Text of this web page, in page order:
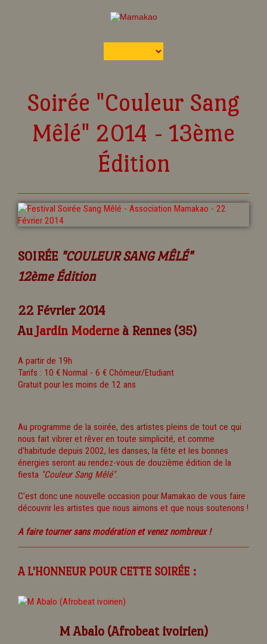
Soirée "Couleur Sang
Mêlé" 2014 - 13ème
Édition
SOIRÉE "COULEUR SANG MÊLÉ"
12ème Édition
22 Février 2014
Au Jardin Moderne à Rennes (35)
A partir de 19h
Tarifs : 10 € Normal - 6 € Chômeur/Etudiant
Gratuit pour les moins de 12 ans
Au programme de la soirée, des artistes pleins de tout ce qui
nous fait vibrer et rêver en toute simplicité, et comme
d'habitude depuis 2002, les danses, la fête et les bonnes
énergies seront au rendez-vous de douzième édition de la
fiesta "Couleur Sang Mêlé".
C'est donc une nouvelle occasion pour Mamakao de vous faire
découvrir les artistes que nous aimons et que nous soutenons !
A faire tourner sans modération et venez nombreux !
A L'HONNEUR POUR CETTE SOIRÉE :
M Abalo (Afrobeat ivoirien)